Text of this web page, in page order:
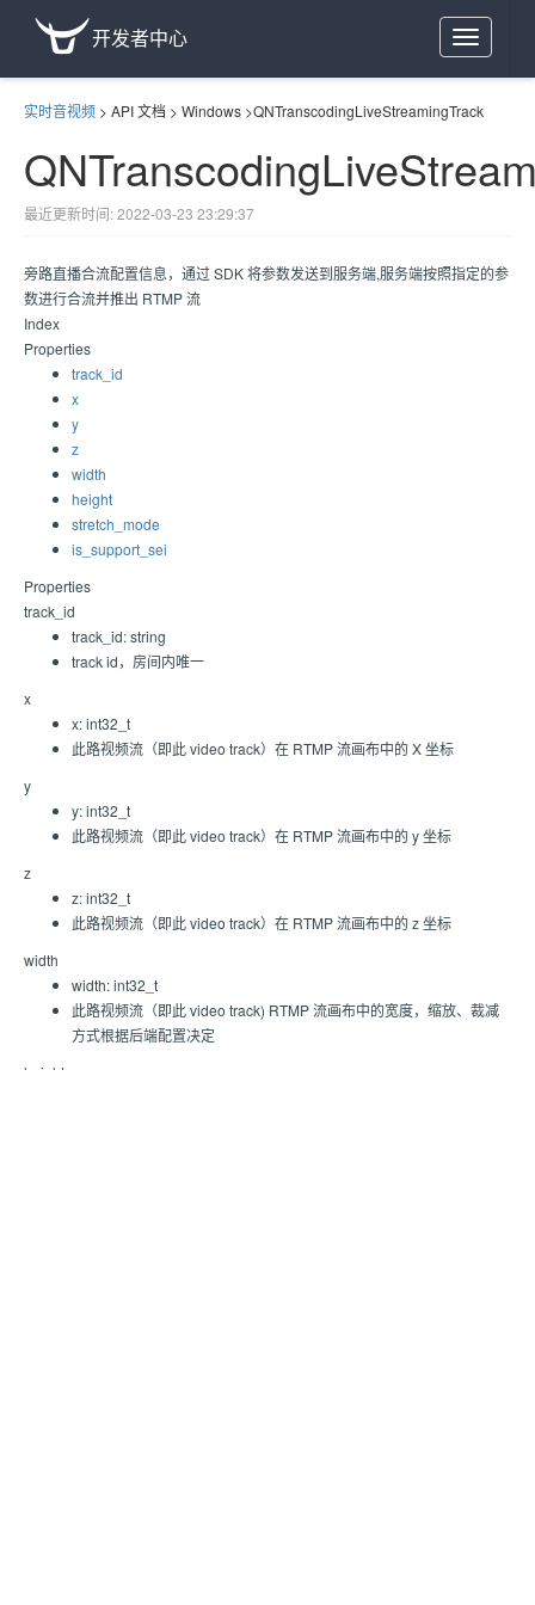
Toggle
navigation
开发者中心
实时音视频 > API 文档 > Windows >QNTranscodingLiveStreamingTrack
最近更新时间: 2022-03-23 23:29:37
旁路直播合流配置信息，通过 SDK 将参数发送到服务端,服务端按照指定的参
数进行合流并推出 RTMP 流
Index
Properties
track_id
x
y
z
width
height
stretch_mode
is_support_sei
Properties
track_id
track_id: string
track id，房间内唯一
x
x: int32_t
此路视频流（即此 video track）在 RTMP 流画布中的 X 坐标
y
y: int32_t
此路视频流（即此 video track）在 RTMP 流画布中的 y 坐标
z
z: int32_t
此路视频流（即此 video track）在 RTMP 流画布中的 z 坐标
width
width: int32_t
此路视频流（即此 video track) RTMP 流画布中的宽度，缩放、裁减
方式根据后端配置决定
height